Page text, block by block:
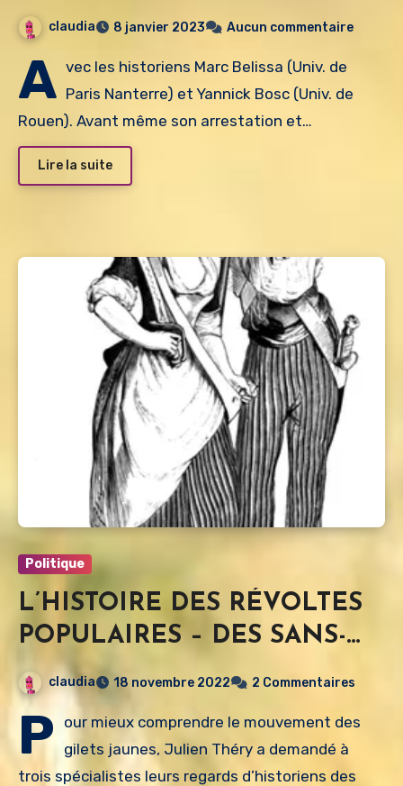
GRANDE H. », MARC
BELISSA, YANNICK BOSC
claudia 8 janvier 2023 Aucun commentaire
A vec les historiens Marc Belissa (Univ. de
Paris Nanterre) et Yannick Bosc (Univ. de
Rouen). Avant même son arrestation et…
Lire la suite
Politique
L’HISTOIRE DES RÉVOLTES
POPULAIRES – DES SANS-
CULOTTES AUX
GILETS JAUNES
claudia 18 novembre 2022 2 Commentaires
P
our mieux comprendre le mouvement des
gilets jaunes, Julien Théry a demandé à
trois spécialistes leurs regards d’historiens des